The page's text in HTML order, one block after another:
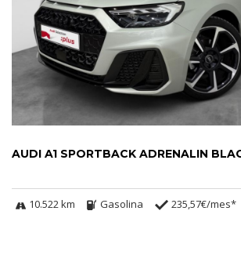
10.522 km Gasolina 235,57€/mes*